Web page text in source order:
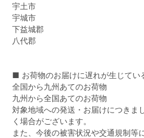
始める半年ごろには使用をや
す。その為、ベビーベッドは
るほうがおすすめです。
部屋の床上10cmまでは、目
などハウスダストが潜んでい
ーベッドはそれらから赤ち
います。
ベビーベッドを選ぶ際は以
宇土市
宇城市
下益城郡
八代郡
■ お荷物のお届けに遅れが生じてい
全国から九州あてのお荷物
九州から全国あてのお荷物
対象地域への発送・お届けにつきま
く場合がございます。
また、今後の被害状況や交通規制等